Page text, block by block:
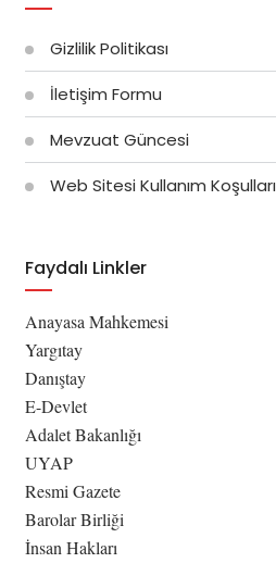
Gizlilik Politikası
İletişim Formu
Mevzuat Güncesi
Web Sitesi Kullanım Koşulları
Faydalı Linkler
Anayasa Mahkemesi
Yargıtay
Danıştay
E-Devlet
Adalet Bakanlığı
UYAP
Resmi Gazete
Barolar Birliği
İnsan Hakları